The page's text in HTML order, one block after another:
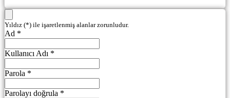
Yıldız (*) ile işaretlenmiş alanlar zorunludur.
Ad *
Kullanıcı Adı *
Parola *
Parolayı doğrula *